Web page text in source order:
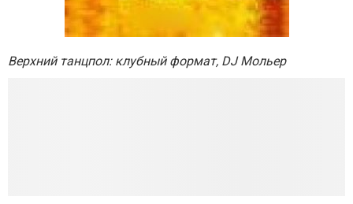
Верхний танцпол: клубный формат, DJ Мольер